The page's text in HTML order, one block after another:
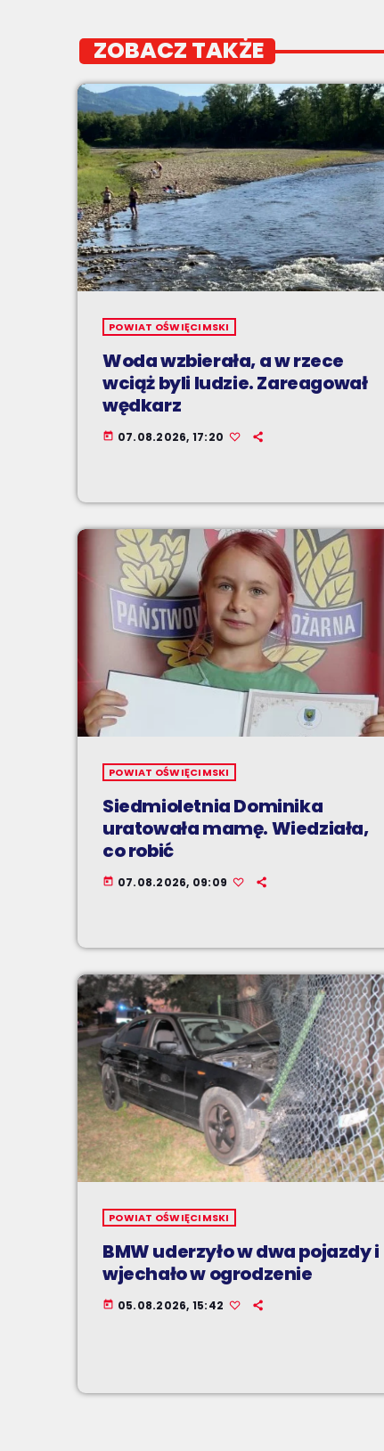
ZOBACZ TAKŻE
POWIAT OŚWIĘCIMSKI
Woda wzbierała, a w rzece
wciąż byli ludzie. Zareagował
wędkarz
today 07.08.2026, 17:20
POWIAT OŚWIĘCIMSKI
Siedmioletnia Dominika
uratowała mamę. Wiedziała,
co robić
today 07.08.2026, 09:09
POWIAT OŚWIĘCIMSKI
BMW uderzyło w dwa pojazdy i
wjechało w ogrodzenie
today 05.08.2026, 15:42